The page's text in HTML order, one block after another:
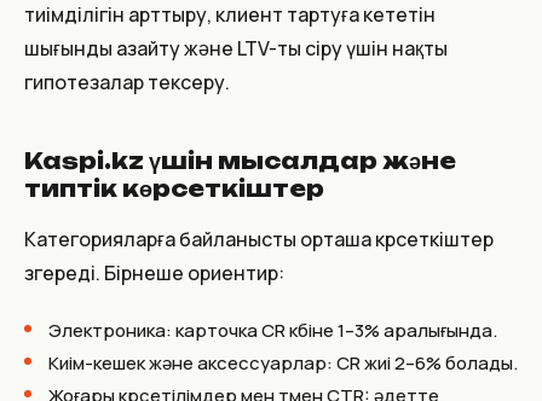
тиімділігін арттыру, клиент тартуға кететін
шығынды азайту және LTV-ты өсіру үшін нақты
гипотезалар тексеру.
Kaspi.kz үшін мысалдар және
типтік көрсеткіштер
Категорияларға байланысты орташа көрсеткіштер
өзгереді. Бірнеше ориентир:
Электроника: карточка CR көбіне 1–3% аралығында.
Киім-кешек және аксессуарлар: CR жиі 2–6% болады.
Жоғары көрсетілімдер мен төмен CTR: әдетте